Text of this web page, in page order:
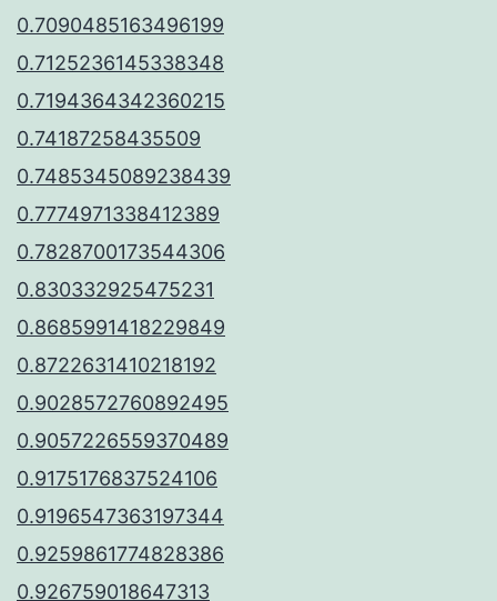
0.7090485163496199
0.7125236145338348
0.7194364342360215
0.74187258435509
0.7485345089238439
0.7774971338412389
0.7828700173544306
0.830332925475231
0.8685991418229849
0.8722631410218192
0.9028572760892495
0.9057226559370489
0.9175176837524106
0.9196547363197344
0.9259861774828386
0.926759018647313